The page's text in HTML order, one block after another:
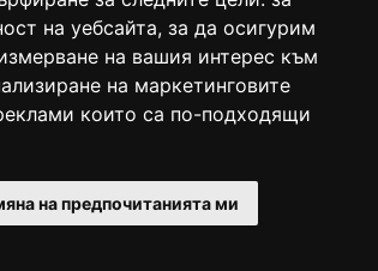
на уебсайта, за да осигурим
на вашия интерес към
на маркетинговите
които са по-подходящи
на предпочитанията ми
4722.